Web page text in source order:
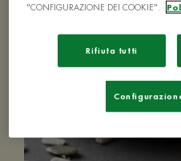
"CONFIGURAZIONE DEI COOKIE".
Rifiuta tutti